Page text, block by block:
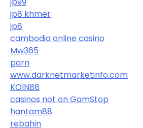
jp8 khmer
jp8
cambodia online casino
Mw365
porn
www.darknetmarketinfo.com
KOIN88
casinos not on GamStop
hantam88
rebahin